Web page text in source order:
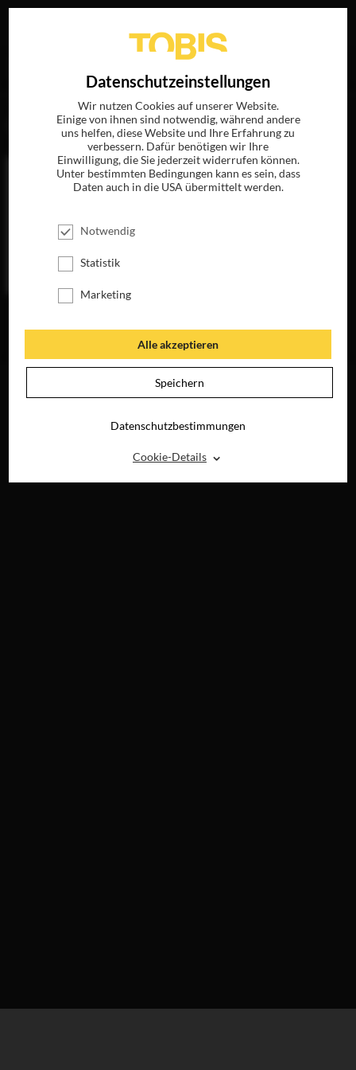
„Hugo Gélin“ergab folgende Treffer
JETZT AUF BLU-
Datenschutzeinstellungen
Wir nutzen Cookies auf unserer Website.
Einige von ihnen sind notwendig, während andere
uns helfen, diese Website und Ihre Erfahrung zu
verbessern. Dafür benötigen wir Ihre
Einwilligung, die Sie jederzeit widerrufen können.
Unter bestimmten Bedingungen kann es sein, dass
Daten auch in die USA übermittelt werden.
Notwendig
Statistik
Marketing
Alle akzeptieren
Speichern
Datenschutzbestimmungen
Cookie-Details ⌃